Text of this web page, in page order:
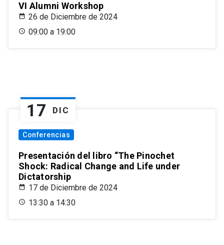
VI Alumni Workshop
26 de Diciembre de 2024
09:00 a 19:00
17 DIC
Conferencias
Presentación del libro “The Pinochet
Shock: Radical Change and Life under
Dictatorship
17 de Diciembre de 2024
13:30 a 14:30